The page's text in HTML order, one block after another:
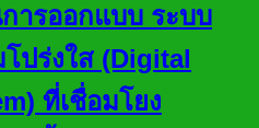
ารออกแบบ ระบบ
ปร่งใส (Digital
ที่เชื่อมโยง